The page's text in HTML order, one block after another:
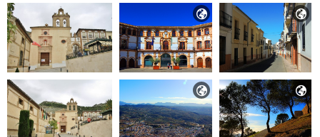
 
 